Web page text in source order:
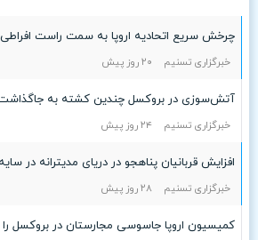
چرخش سریع اتحادیه اروپا به سمت راست افراطی
خبرگزاری تسنیم ۲۰ روز پیش
آتش‌سوزی در بروکسل چندین کشته به
خبرگزاری تسنیم ۲۴ روز پیش
خبرگزاری تسنیم ۲۸ روز پیش
کمیسیون اروپا جاسوسی مجارستان در بروکسل را